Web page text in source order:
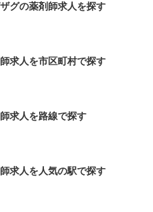
グの薬剤師求人を探す
求人を市区町村で探す
求人を路線で探す
求人を人気の駅で探す